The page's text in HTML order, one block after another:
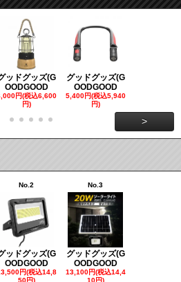
ッドグッズ(G
OODGOOD
円(税込6,600
円)
グッドグッズ(G
OODGOOD
5,400円(税込5,940
円)
>
No.2
ッドグッズ(G
OODGOOD
円(税込14,8
50円)
No.3
グッドグッズ(G
OODGOOD
13,100円(税込14,4
10円)